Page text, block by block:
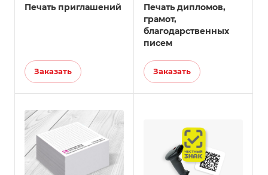
Печать приглашений
Заказать
Печать дипломов,
грамот,
благодарственных
писем
Заказать